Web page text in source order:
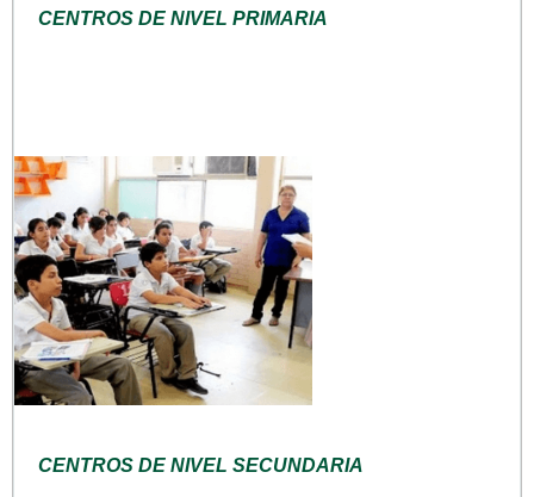
CENTROS DE NIVEL PRIMARIA
CENTROS DE NIVEL SECUNDARIA